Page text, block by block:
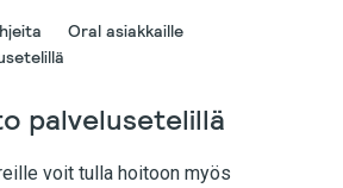
Oral asiakkaille
palvelusetelillä
voit tulla hoitoon myös